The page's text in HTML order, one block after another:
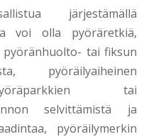
järjestämällä
voi olla pyöräretkiä,
tai fiksun
pyöräilyaiheinen
tai
selvittämistä ja
pyöräilymerkin